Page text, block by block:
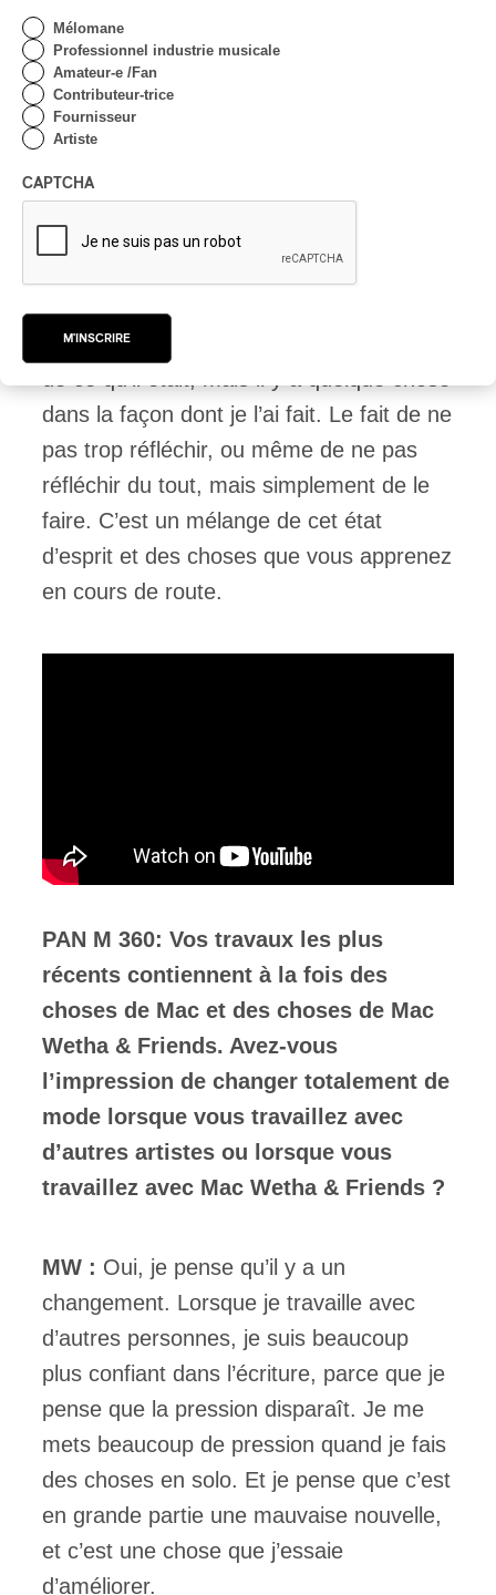
Entre Friends 1 et 2, j’ai désappris des
choses que j’avais apprises en cours de
route pour revenir au point où j’en étais
décoffrage. Je l’ai mixé, donc le mixage
n’est pas extraordinaire. Il y a beaucoup
mais je ne l’ai pas fait maintenant, je l’ai
fait à l’époque. Je suis donc très content
dans la façon dont je l’ai fait. Le fait de ne
pas trop réfléchir, ou même de ne pas
réfléchir du tout, mais simplement de le
faire. C’est un mélange de cet état
d’esprit et des choses que vous apprenez
en cours de route.
PAN M 360: Vos travaux les plus
récents contiennent à la fois des
choses de Mac et des choses de Mac
Wetha & Friends. Avez-vous
l’impression de changer totalement de
mode lorsque vous travaillez avec
d’autres artistes ou lorsque vous
travaillez avec Mac Wetha & Friends ?
MW : Oui, je pense qu’il y a un
changement. Lorsque je travaille avec
d’autres personnes, je suis beaucoup
plus confiant dans l’écriture, parce que je
pense que la pression disparaît. Je me
mets beaucoup de pression quand je fais
des choses en solo. Et je pense que c’est
en grande partie une mauvaise nouvelle,
et c’est une chose que j’essaie
d’améliorer.
Mélomane
Professionnel industrie musicale
Amateur-e /Fan
Contributeur-trice
Fournisseur
Artiste
CAPTCHA
M'INSCRIRE